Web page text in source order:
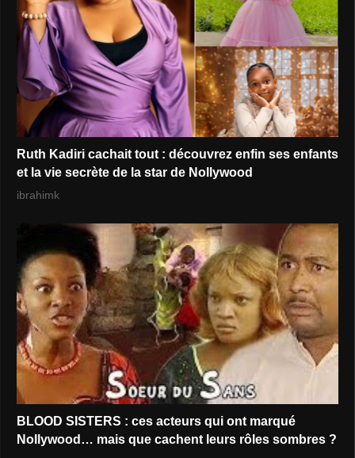
Ruth Kadiri cachait tout : découvrez enfin ses enfants
et la vie secrète de la star de Nollywood
ibrahimk
BLOOD SISTERS : ces acteurs qui ont marqué
Nollywood… mais que cachent leurs rôles sombres ?